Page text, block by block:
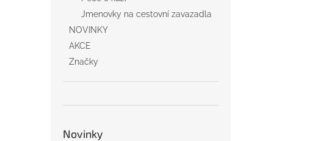
Jmenovky na cestovní zavazadla
NOVINKY
AKCE
Značky
Novinky